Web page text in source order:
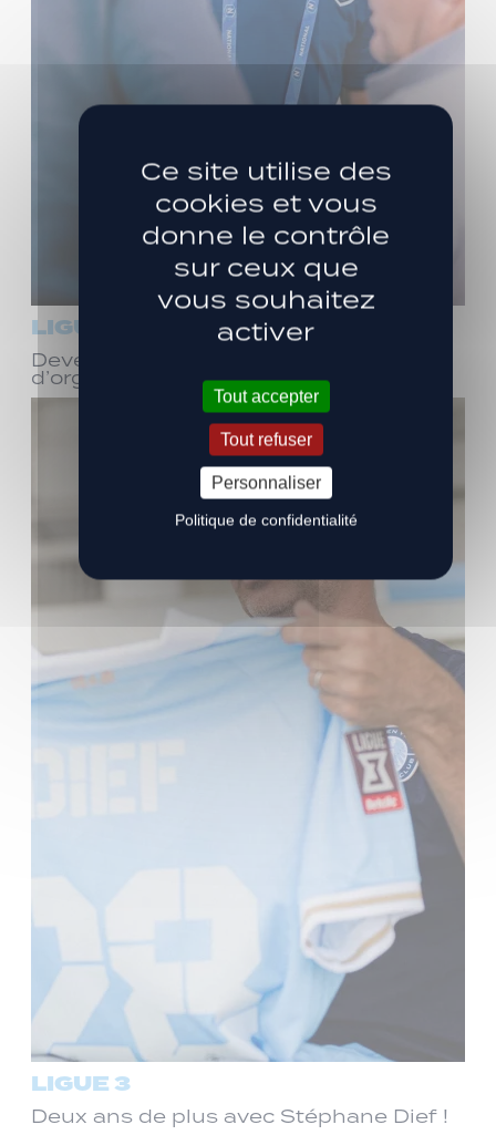
LIGUE 3
Devenez bénévole ! Réunion
d’organisation le samedi 8 août
LIGUE 3
Deux ans de plus avec Stéphane Dief !
Ce site utilise des
cookies et vous
donne le contrôle
sur ceux que
vous souhaitez
activer
Tout accepter
Tout refuser
Personnaliser
Politique de confidentialité